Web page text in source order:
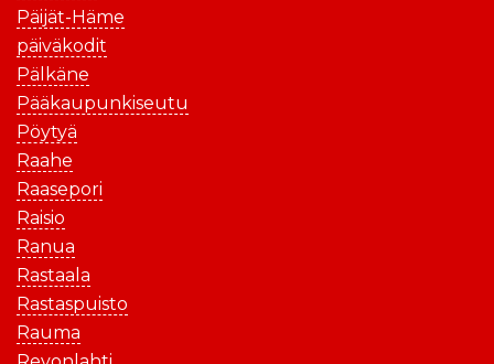
Päijät-Häme
päiväkodit
Pälkäne
Pääkaupunkiseutu
Pöytyä
Raahe
Raasepori
Raisio
Ranua
Rastaala
Rastaspuisto
Rauma